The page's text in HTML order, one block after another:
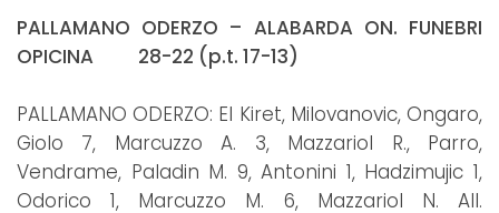
PALLAMANO ODERZO – ALABARDA ON. FUNEBRI
OPICINA 28-22 (p.t. 17-13)
PALLAMANO ODERZO: El Kiret, Milovanovic, Ongaro,
Giolo 7, Marcuzzo A. 3, Mazzariol R., Parro,
Vendrame, Paladin M. 9, Antonini 1, Hadzimujic 1,
Odorico 1, Marcuzzo M. 6, Mazzariol N. All.